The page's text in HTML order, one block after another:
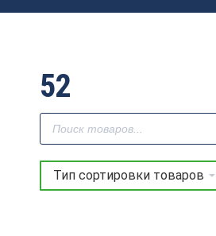
52
Поиск
товаров